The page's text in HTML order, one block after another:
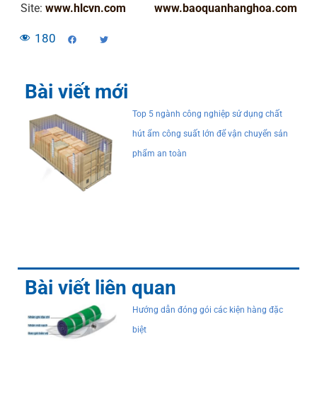
Site: www.hlcvn.com www.baoquanhanghoa.com
180
Bài viết mới
Top 5 ngành công nghiệp sử dụng chất
hút ẩm công suất lớn để vận chuyển sản
phẩm an toàn
Bài viết liên quan
Hướng dẫn đóng gói các kiện hàng đặc
biệt